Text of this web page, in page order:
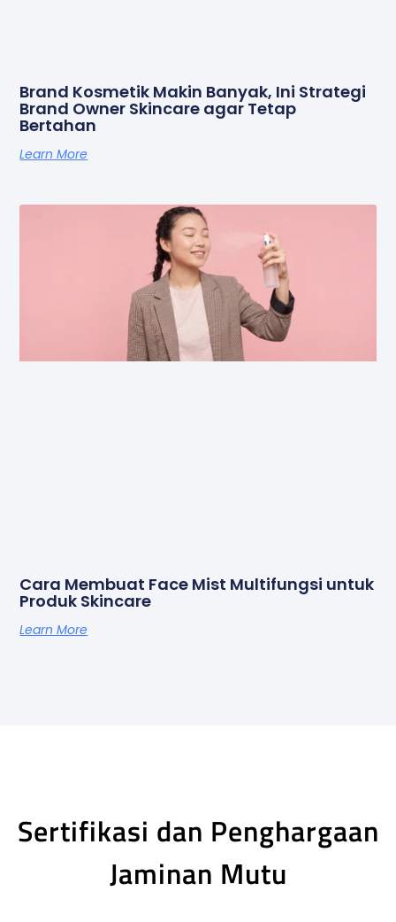
Brand Kosmetik Makin Banyak, Ini Strategi
Brand Owner Skincare agar Tetap
Bertahan
Learn More
Cara Membuat Face Mist Multifungsi untuk
Produk Skincare
Learn More
Sertifikasi dan Penghargaan
Jaminan Mutu